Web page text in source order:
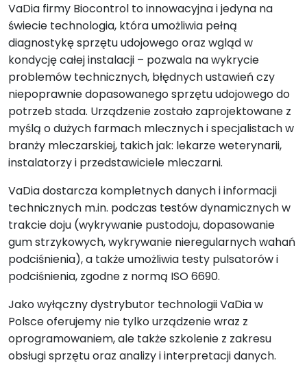
VaDia firmy Biocontrol to innowacyjna i jedyna na
świecie technologia, która umożliwia pełną
diagnostykę sprzętu udojowego oraz wgląd w
kondycję całej instalacji – pozwala na wykrycie
problemów technicznych, błędnych ustawień czy
niepoprawnie dopasowanego sprzętu udojowego do
potrzeb stada. Urządzenie zostało zaprojektowane z
myślą o dużych farmach mlecznych i specjalistach w
branży mleczarskiej, takich jak: lekarze weterynarii,
instalatorzy i przedstawiciele mleczarni.
VaDia dostarcza kompletnych danych i informacji
technicznych m.in. podczas testów dynamicznych w
trakcie doju (wykrywanie pustodoju, dopasowanie
gum strzykowych, wykrywanie nieregularnych wahań
podciśnienia), a także umożliwia testy pulsatorów i
podciśnienia, zgodne z normą ISO 6690.
Jako wyłączny dystrybutor technologii VaDia w
Polsce oferujemy nie tylko urządzenie wraz z
oprogramowaniem, ale także szkolenie z zakresu
obsługi sprzętu oraz analizy i interpretacji danych.